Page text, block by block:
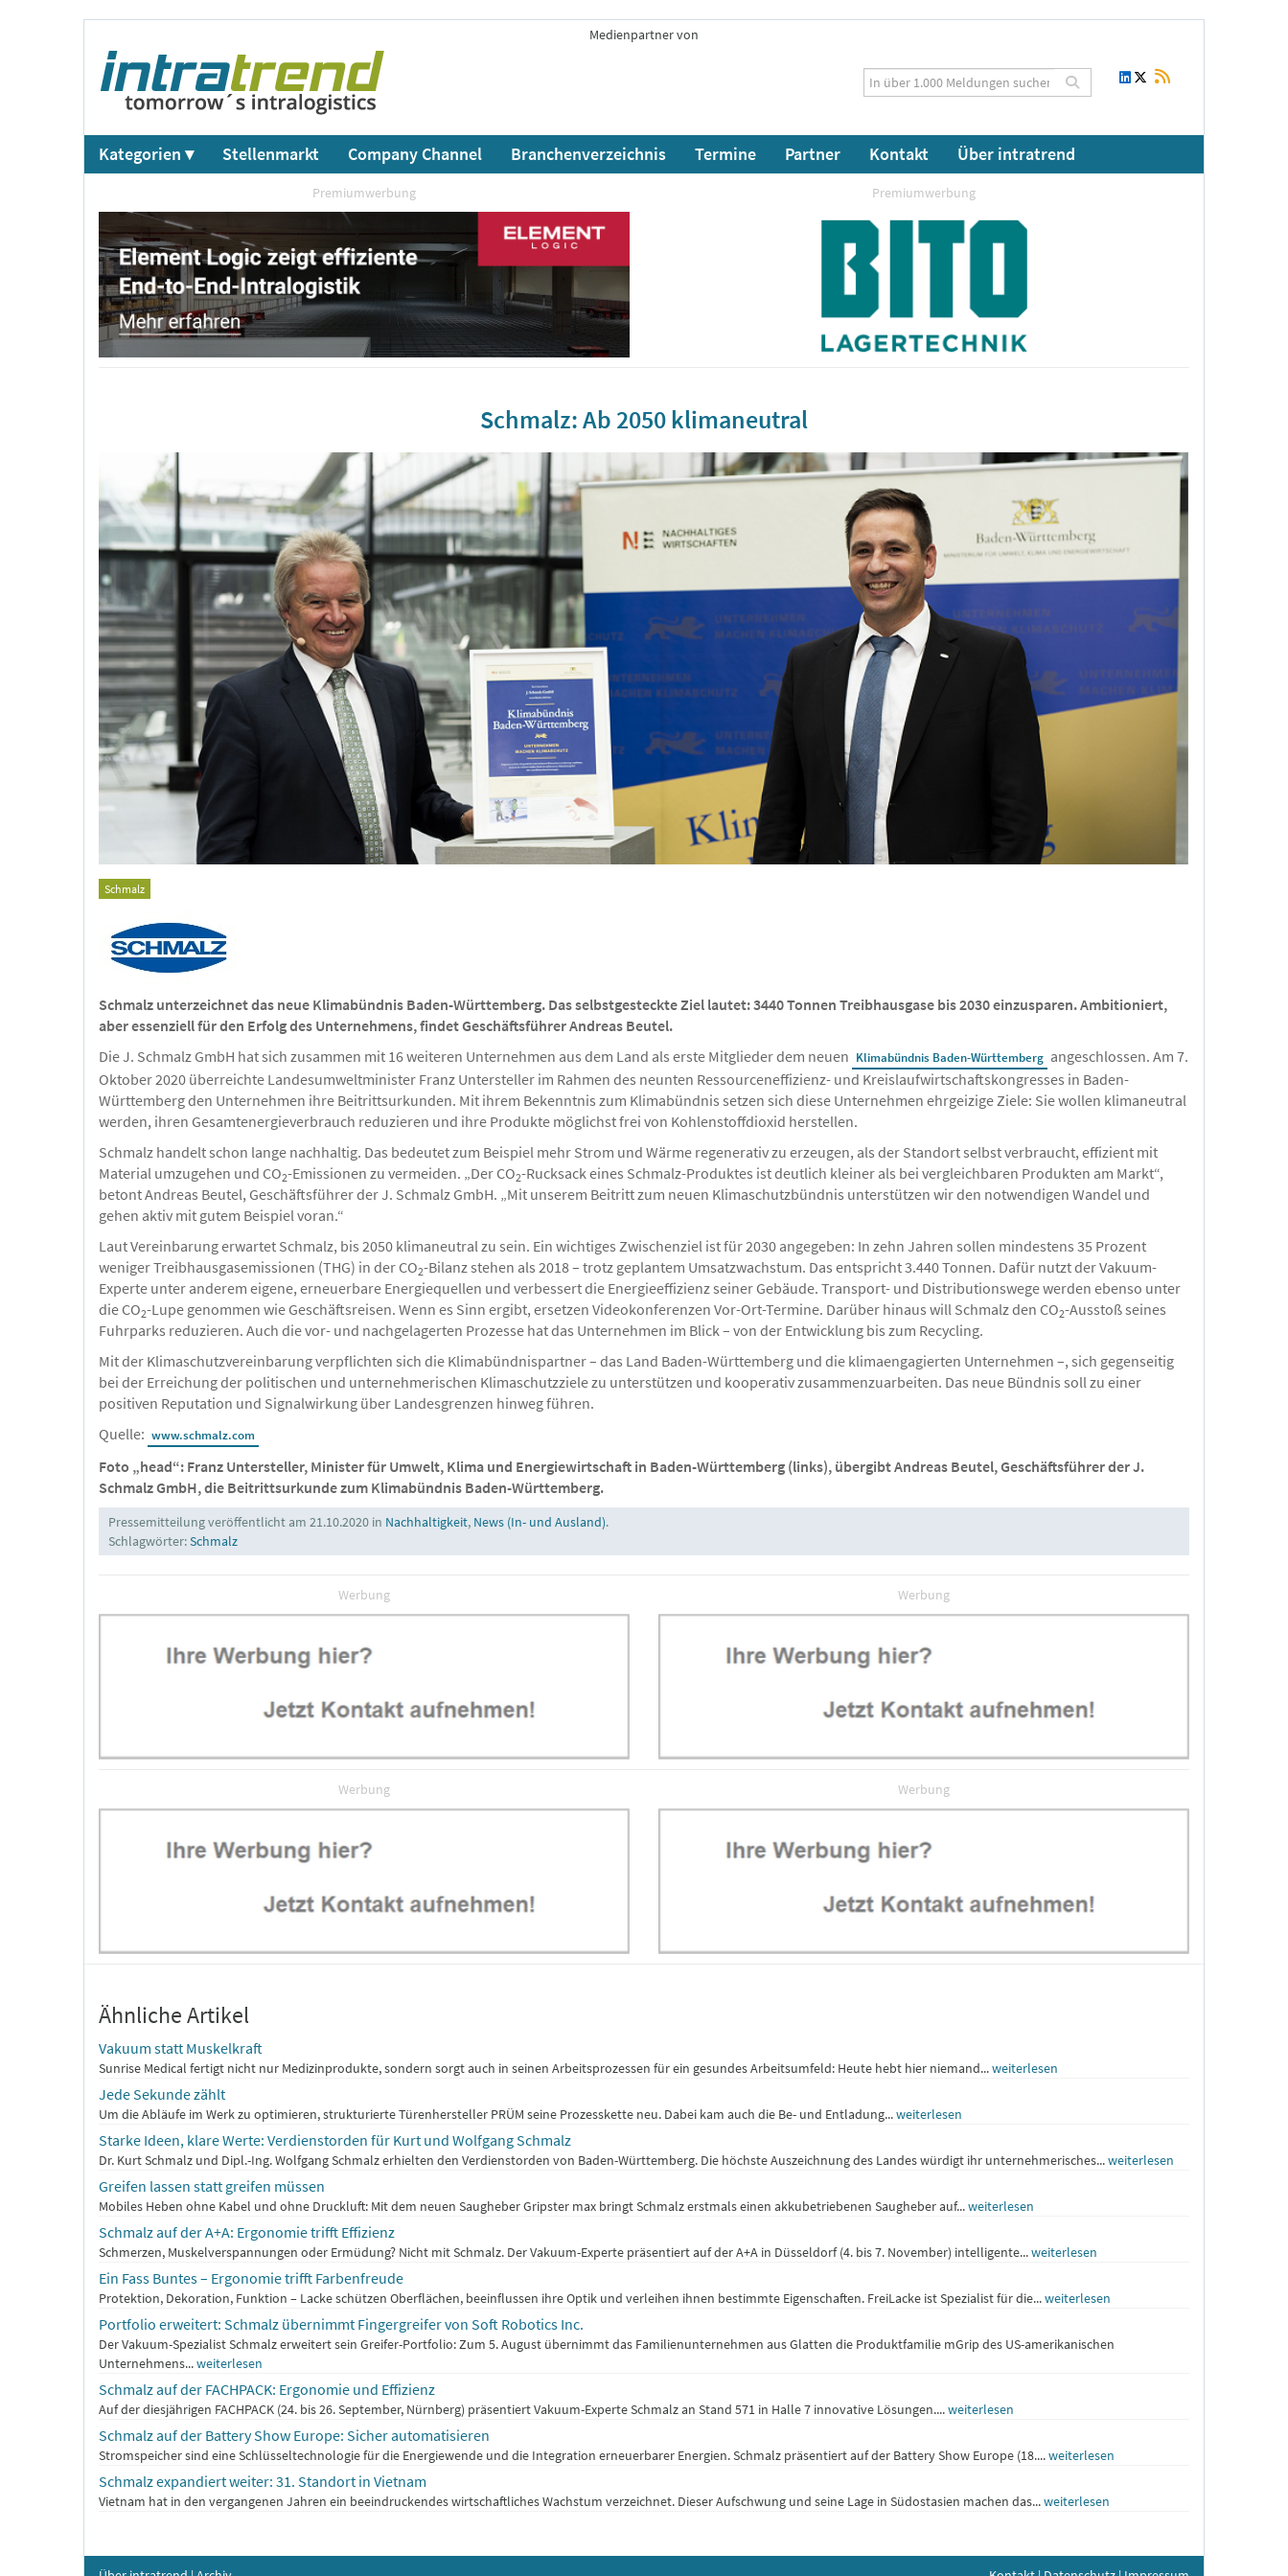
Medienpartner von
Kategorien ▾ Stellenmarkt Company Channel Branchenverzeichnis Termine Partner Kontakt Über intratrend
Premiumwerbung Premiumwerbung
Schmalz: Ab 2050 klimaneutral
Schmalz
Schmalz unterzeichnet das neue Klimabündnis Baden-Württemberg. Das selbstgesteckte Ziel lautet: 3440 Tonnen Treibhausgase bis 2030 einzusparen. Ambitioniert,
aber essenziell für den Erfolg des Unternehmens, findet Geschäftsführer Andreas Beutel.
Die J. Schmalz GmbH hat sich zusammen mit 16 weiteren Unternehmen aus dem Land als erste Mitglieder dem neuen Klimabündnis Baden-Württemberg angeschlossen. Am 7.
Oktober 2020 überreichte Landesumweltminister Franz Untersteller im Rahmen des neunten Ressourceneffizienz- und Kreislaufwirtschaftskongresses in Baden-
Württemberg den Unternehmen ihre Beitrittsurkunden. Mit ihrem Bekenntnis zum Klimabündnis setzen sich diese Unternehmen ehrgeizige Ziele: Sie wollen klimaneutral
werden, ihren Gesamtenergieverbrauch reduzieren und ihre Produkte möglichst frei von Kohlenstoffdioxid herstellen.
Schmalz handelt schon lange nachhaltig. Das bedeutet zum Beispiel mehr Strom und Wärme regenerativ zu erzeugen, als der Standort selbst verbraucht, effizient mit
Material umzugehen und CO2-Emissionen zu vermeiden. „Der CO2-Rucksack eines Schmalz-Produktes ist deutlich kleiner als bei vergleichbaren Produkten am Markt“,
betont Andreas Beutel, Geschäftsführer der J. Schmalz GmbH. „Mit unserem Beitritt zum neuen Klimaschutzbündnis unterstützen wir den notwendigen Wandel und
gehen aktiv mit gutem Beispiel voran.“
Laut Vereinbarung erwartet Schmalz, bis 2050 klimaneutral zu sein. Ein wichtiges Zwischenziel ist für 2030 angegeben: In zehn Jahren sollen mindestens 35 Prozent
weniger Treibhausgasemissionen (THG) in der CO2-Bilanz stehen als 2018 – trotz geplantem Umsatzwachstum. Das entspricht 3.440 Tonnen. Dafür nutzt der Vakuum-
Experte unter anderem eigene, erneuerbare Energiequellen und verbessert die Energieeffizienz seiner Gebäude. Transport- und Distributionswege werden ebenso unter
die CO2-Lupe genommen wie Geschäftsreisen. Wenn es Sinn ergibt, ersetzen Videokonferenzen Vor-Ort-Termine. Darüber hinaus will Schmalz den CO2-Ausstoß seines
Fuhrparks reduzieren. Auch die vor- und nachgelagerten Prozesse hat das Unternehmen im Blick – von der Entwicklung bis zum Recycling.
Mit der Klimaschutzvereinbarung verpflichten sich die Klimabündnispartner – das Land Baden-Württemberg und die klimaengagierten Unternehmen –, sich gegenseitig
bei der Erreichung der politischen und unternehmerischen Klimaschutzziele zu unterstützen und kooperativ zusammenzuarbeiten. Das neue Bündnis soll zu einer
positiven Reputation und Signalwirkung über Landesgrenzen hinweg führen.
Quelle: www.schmalz.com
Foto „head“: Franz Untersteller, Minister für Umwelt, Klima und Energiewirtschaft in Baden-Württemberg (links), übergibt Andreas Beutel, Geschäftsführer der J.
Schmalz GmbH, die Beitrittsurkunde zum Klimabündnis Baden-Württemberg.
Pressemitteilung veröffentlicht am 21.10.2020 in Nachhaltigkeit, News (In- und Ausland).
Schlagwörter:Schmalz
Werbung Werbung
Werbung Werbung
Ähnliche Artikel
Vakuum statt Muskelkraft
Sunrise Medical fertigt nicht nur Medizinprodukte, sondern sorgt auch in seinen Arbeitsprozessen für ein gesundes Arbeitsumfeld: Heute hebt hier niemand...weiterlesen
Jede Sekunde zählt
Um die Abläufe im Werk zu optimieren, strukturierte Türenhersteller PRÜM seine Prozesskette neu. Dabei kam auch die Be- und Entladung...weiterlesen
Starke Ideen, klare Werte: Verdienstorden für Kurt und Wolfgang Schmalz
Dr. Kurt Schmalz und Dipl.-Ing. Wolfgang Schmalz erhielten den Verdienstorden von Baden-Württemberg. Die höchste Auszeichnung des Landes würdigt ihr unternehmerisches...weiterlesen
Greifen lassen statt greifen müssen
Mobiles Heben ohne Kabel und ohne Druckluft: Mit dem neuen Saugheber Gripster max bringt Schmalz erstmals einen akkubetriebenen Saugheber auf...weiterlesen
Schmalz auf der A+A: Ergonomie trifft Effizienz
Schmerzen, Muskelverspannungen oder Ermüdung? Nicht mit Schmalz. Der Vakuum-Experte präsentiert auf der A+A in Düsseldorf (4. bis 7. November) intelligente...weiterlesen
Ein Fass Buntes – Ergonomie trifft Farbenfreude
Protektion, Dekoration, Funktion – Lacke schützen Oberflächen, beeinflussen ihre Optik und verleihen ihnen bestimmte Eigenschaften. FreiLacke ist Spezialist für die...weiterlesen
Portfolio erweitert: Schmalz übernimmt Fingergreifer von Soft Robotics Inc.
Der Vakuum-Spezialist Schmalz erweitert sein Greifer-Portfolio: Zum 5. August übernimmt das Familienunternehmen aus Glatten die Produktfamilie mGrip des US-amerikanischen
Unternehmens...weiterlesen
Schmalz auf der FACHPACK: Ergonomie und Effizienz
Auf der diesjährigen FACHPACK (24. bis 26. September, Nürnberg) präsentiert Vakuum-Experte Schmalz an Stand 571 in Halle 7 innovative Lösungen....weiterlesen
Schmalz auf der Battery Show Europe: Sicher automatisieren
Stromspeicher sind eine Schlüsseltechnologie für die Energiewende und die Integration erneuerbarer Energien. Schmalz präsentiert auf der Battery Show Europe (18....weiterlesen
Schmalz expandiert weiter: 31. Standort in Vietnam
Vietnam hat in den vergangenen Jahren ein beeindruckendes wirtschaftliches Wachstum verzeichnet. Dieser Aufschwung und seine Lage in Südostasien machen das...weiterlesen